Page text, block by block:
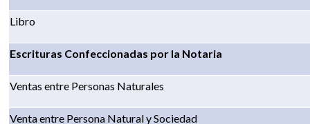
Libro
Escrituras Confeccionadas por la Notaria
Ventas entre Personas Naturales
Venta entre Persona Natural y Sociedad